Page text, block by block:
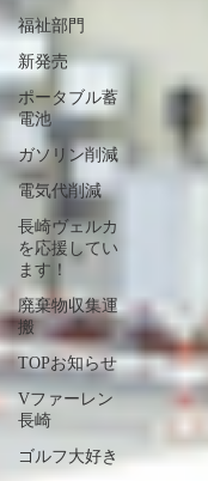
福祉部門
新発売
ポータブル蓄
電池
ガソリン削減
電気代削減
長崎ヴェルカ
を応援してい
ます！
廃棄物収集運
搬
TOPお知らせ
Vファーレン
長崎
ゴルフ大好き